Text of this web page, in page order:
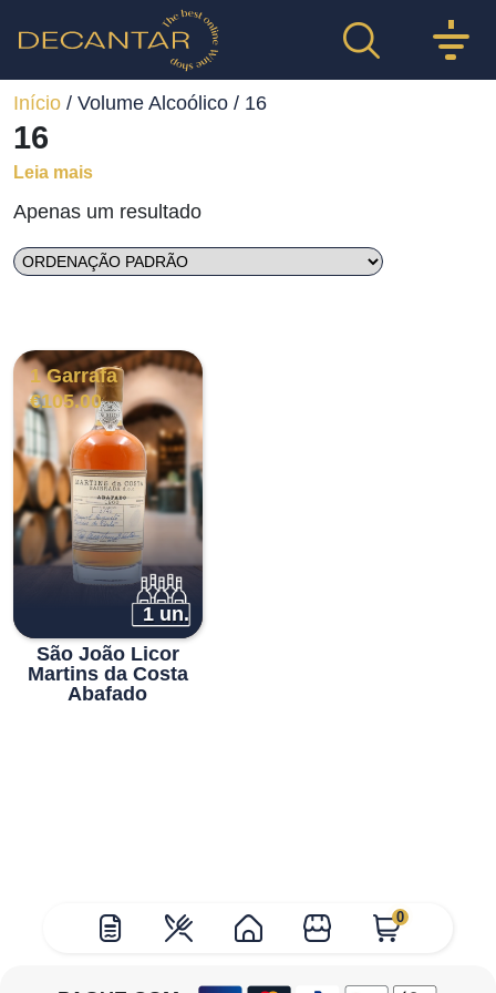
0
Início / Volume Alcoólico / 16
16
Leia mais
Apenas um resultado
1 Garrafa
€105.00
1 un.
São João Licor
Martins da Costa
Abafado